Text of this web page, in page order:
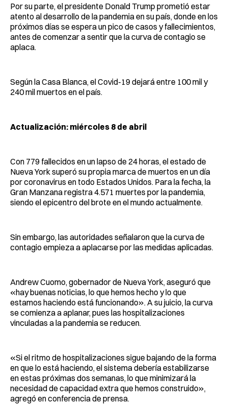
Por su parte, el presidente Donald Trump prometió estar
atento al desarrollo de la pandemia en su país, donde en los
próximos días se espera un pico de casos y fallecimientos,
antes de comenzar a sentir que la curva de contagio se
aplaca.
Según la Casa Blanca, el Covid-19 dejará entre 100 mil y
240 mil muertos en el país.
Actualización: miércoles 8 de abril
Con 779 fallecidos en un lapso de 24 horas, el estado de
Nueva York superó su propia marca de muertos en un día
por coronavirus en todo Estados Unidos. Para la fecha, la
Gran Manzana registra 4.571 muertes por la pandemia,
siendo el epicentro del brote en el mundo actualmente.
Sin embargo, las autoridades señalaron que la curva de
contagio empieza a aplacarse por las medidas aplicadas.
Andrew Cuomo, gobernador de Nueva York, aseguró que
«hay buenas noticias, lo que hemos hecho y lo que
estamos haciendo está funcionando». A su juicio, la curva
se comienza a aplanar, pues las hospitalizaciones
vinculadas a la pandemia se reducen.
«Si el ritmo de hospitalizaciones sigue bajando de la forma
en que lo está haciendo, el sistema debería estabilizarse
en estas próximas dos semanas, lo que minimizará la
necesidad de capacidad extra que hemos construido»,
agregó en conferencia de prensa.